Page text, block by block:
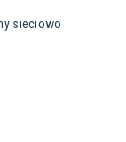
sieciowo